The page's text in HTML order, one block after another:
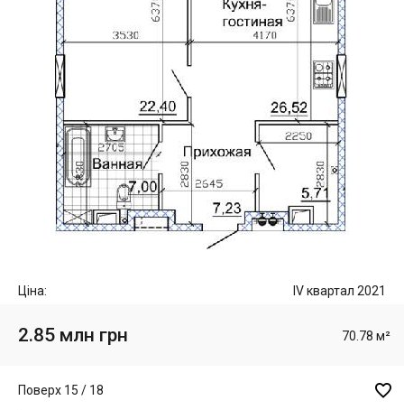
Ціна: IV квартал 2021
2.85 млн грн 70.78 м²
Поверх 15 / 18 